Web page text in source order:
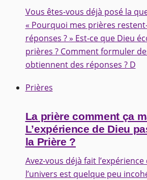
Vous êtes-vous déjà posé la
« Pourquoi mes prières
réponses ? » Est-ce que Dieu
prières ? Comment formuler
obtiennent des réponses ? D
Prières
La prière comment ça
L’expérience de Dieu
la Prière ?
Avez-vous déjà fait
l’univers est quelque peu